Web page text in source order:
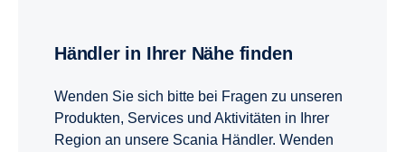
Händler in Ihrer Nähe finden
Wenden Sie sich bitte bei Fragen zu unseren
Produkten, Services und Aktivitäten in Ihrer
Region an unsere Scania Händler. Wenden